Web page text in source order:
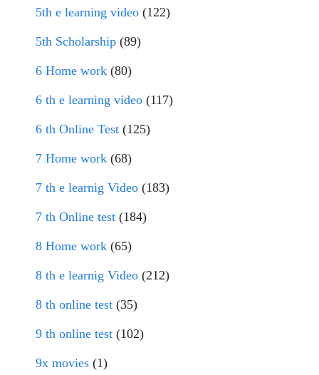
5th e learning video (122)
5th Scholarship (89)
6 Home work (80)
6 th e learning video (117)
6 th Online Test (125)
7 Home work (68)
7 th e learnig Video (183)
7 th Online test (184)
8 Home work (65)
8 th e learnig Video (212)
8 th online test (35)
9 th online test (102)
9x movies (1)